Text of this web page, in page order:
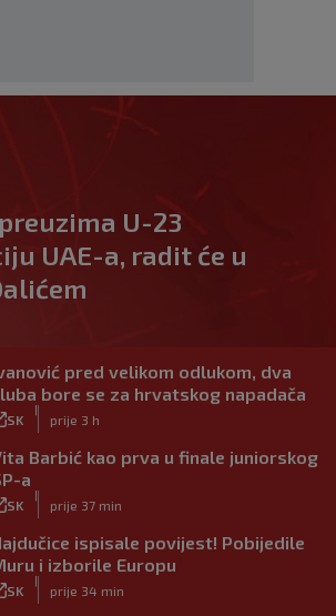
U-23
UAE-a, radit će u
pred velikom odlukom, dva
bore se za hrvatskog napadača
SK prije 3 h
Barbić kao prva u finale juniorskog
a
SK prije 37 min
ispisale povijest! Pobijedile
i izborile Europu
SK prije 34 min